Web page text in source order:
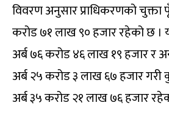
विवरण अनुसार प्राधिकरणको चुक्ता
करोड ७१ लाख ९० हजार रहेको छ ।
अर्ब ७६ करोड ४६ लाख १९ हजार र
अर्ब २५ करोड ३ लाख ६७ हजार गरी
अर्ब ३५ करोड २१ लाख ७६ हजार